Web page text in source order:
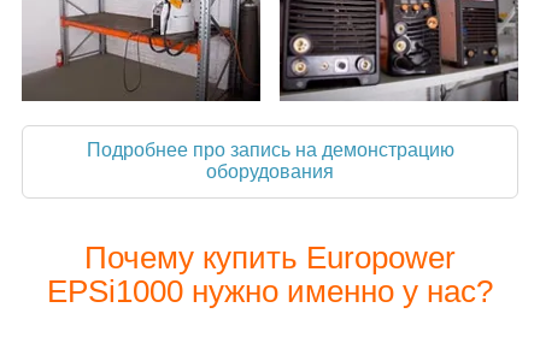
Подробнее про запись на демонстрацию
оборудования
Почему купить Europower
EPSi1000 нужно именно у нас?